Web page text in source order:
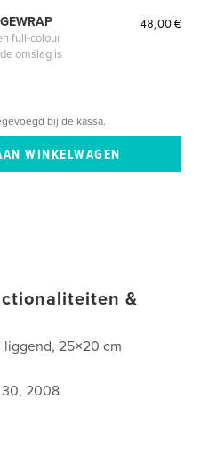
full-colour
omslag is
48,00 €
bij de kassa.
&
liggend, 25×20 cm
2008